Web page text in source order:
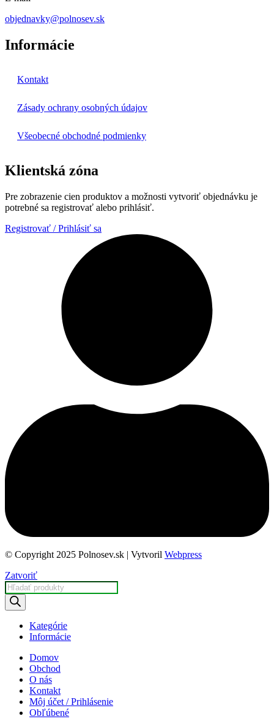
objednavky@polnosev.sk
Informácie
Kontakt
Zásady ochrany osobných údajov
Všeobecné obchodné podmienky
Klientská zóna
Pre zobrazenie cien produktov a možnosti vytvoriť objednávku je
potrebné sa registrovať alebo prihlásiť.
Registrovať / Prihlásiť sa
© Copyright 2025 Polnosev.sk | Vytvoril Webpress
Zatvoriť
Products
search
Kategórie
Informácie
Domov
Obchod
O nás
Kontakt
Môj účet / Prihlásenie
Obľúbené